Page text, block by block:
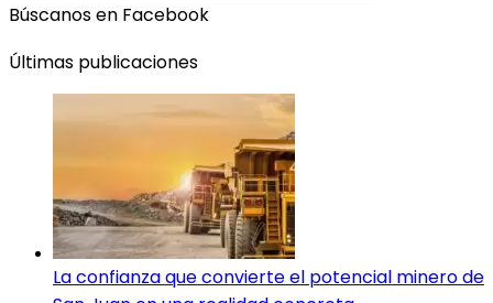
Búscanos en Facebook
Últimas publicaciones
La confianza que convierte el potencial minero de